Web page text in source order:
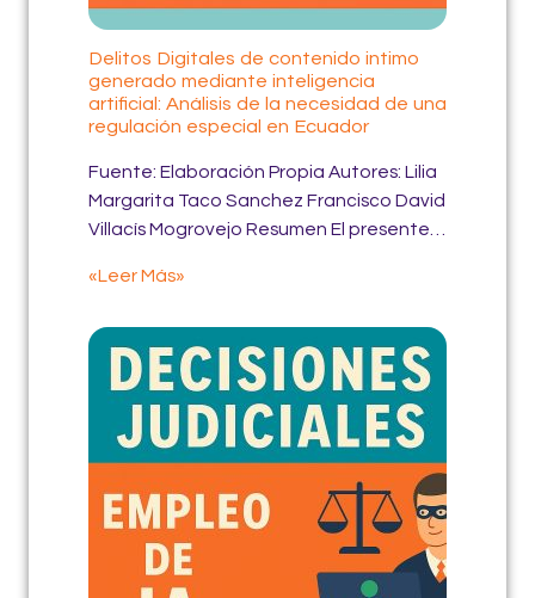
Delitos Digitales de contenido intimo
generado mediante inteligencia
artificial: Análisis de la necesidad de una
regulación especial en Ecuador
Fuente: Elaboración Propia Autores: Lilia
Margarita Taco Sanchez Francisco David
Villacís Mogrovejo Resumen El presente…
«Leer Más»